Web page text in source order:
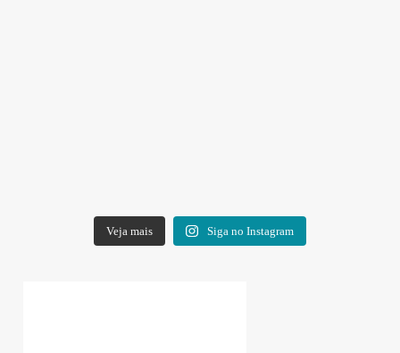
Veja mais Siga no Instagram